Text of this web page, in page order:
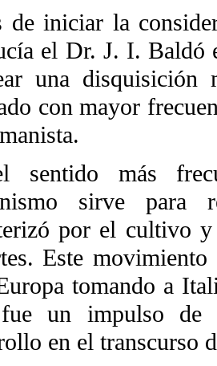
de iniciar la
el Dr. J. I. Baldó
una disquisición
con mayor
sentido más
sirve para
por el cultivo
Este
tomando a
un impulso de
en el